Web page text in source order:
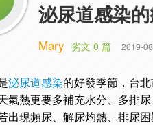
泌尿道感染
Mary 劣文 0 篇 2019-
泌尿道感染的好發季節，台
氣熱更要多補充水分、多排
出現頻尿、解尿灼熱、排尿